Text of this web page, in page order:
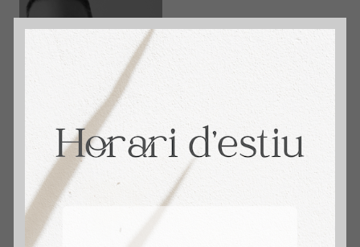
immosantmarti
David Aceituno. + 14 años Vendiendo Hogares.
4,9 🌟 Reseñas en Google. Tu Agente
Inmobiliario.